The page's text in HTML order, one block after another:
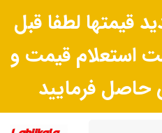
قیمتها لطفا قبل
استعلام قیمت و
فرمایید